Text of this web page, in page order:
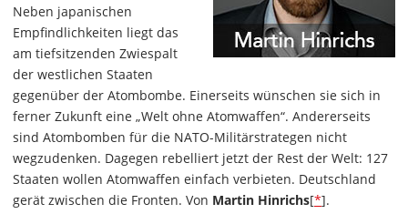
Neben japanischen
Empfindlichkeiten liegt das
am tiefsitzenden Zwiespalt
der westlichen Staaten
gegenüber der Atombombe. Einerseits wünschen sie sich in
ferner Zukunft eine „Welt ohne Atomwaffen“. Andererseits
sind Atombomben für die NATO-Militärstrategen nicht
wegzudenken. Dagegen rebelliert jetzt der Rest der Welt: 127
Staaten wollen Atomwaffen einfach verbieten. Deutschland
gerät zwischen die Fronten. Von Martin Hinrichs[*].